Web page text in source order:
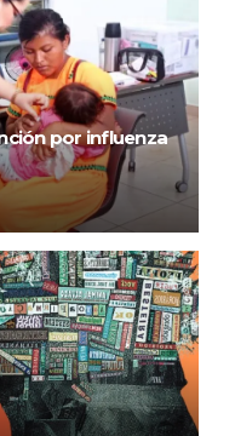
por influenza